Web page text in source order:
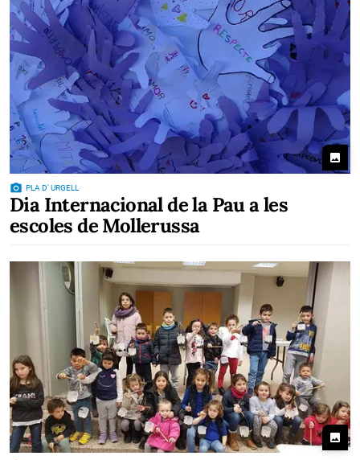
photo
photo_camera PLA D' URGELL
Dia Internacional de la Pau a les
escoles de Mollerussa
photo